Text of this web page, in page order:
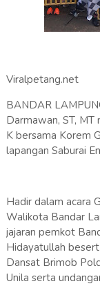
Viralpetang.net
BANDAR
Darmawan, ST,
K bersama Korem
lapangan Saburai
Hadir dalam acara
Walikota Bandar
jajaran pemkot
Hidayatullah
Dansat Brimob
Unila serta